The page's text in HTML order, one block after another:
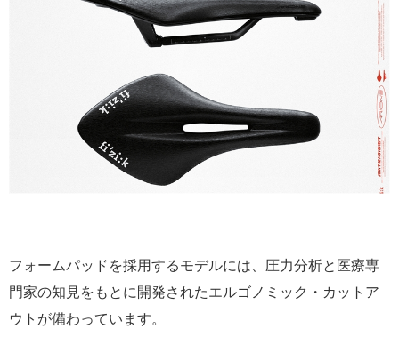
フォームパッドを採用するモデルには、圧力分析と医療専
門家の知見をもとに開発されたエルゴノミック・カットア
ウトが備わっています。